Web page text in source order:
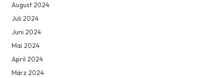
August 2024
Juli 2024
Juni 2024
Mai 2024
April 2024
März 2024